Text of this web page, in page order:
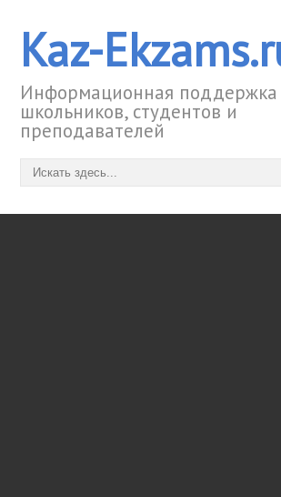
Kaz-
Информационная поддержка
школьников, студентов и
преподавателей